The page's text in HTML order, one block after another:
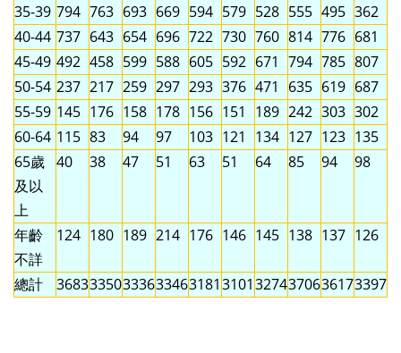
35-39 794 763 693 669 594 579 528 555 495 362
40-44 737 643 654 696 722 730 760 814 776 681
45-49 492 458 599 588 605 592 671 794 785 807
50-54 237 217 259 297 293 376 471 635 619 687
55-59 145 176 158 178 156 151 189 242 303 302
60-64 115 83 94 97 103 121 134 127 123 135
65歲
及以
上
40 38 47 51 63 51 64 85 94 98
年齡
不詳
124 180 189 214 176 146 145 138 137 126
總計 3683335033363346318131013274370636173397